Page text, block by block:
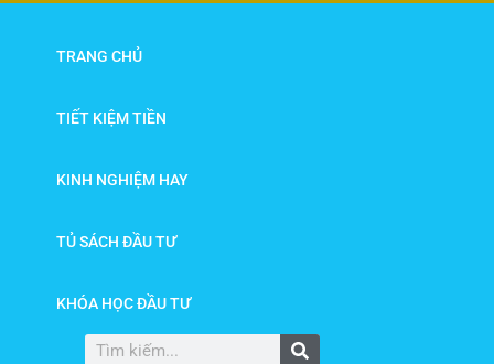
TRANG CHỦ
TIẾT KIỆM TIỀN
KINH NGHIỆM HAY
TỦ SÁCH ĐẦU TƯ
KHÓA HỌC ĐẦU TƯ